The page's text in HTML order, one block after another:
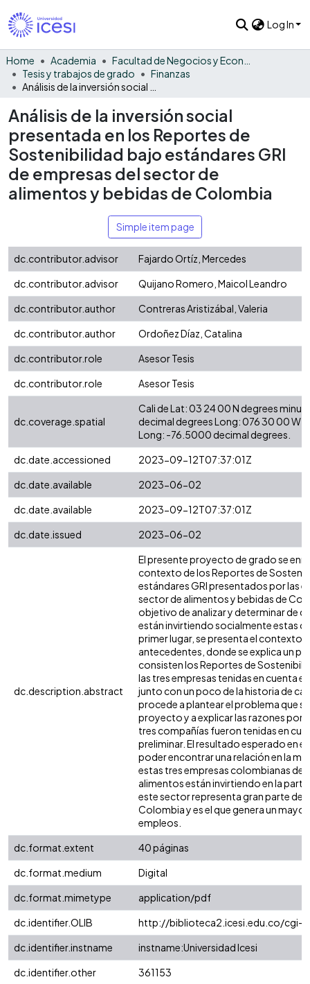
Log In
Home Academia
Tesis y trabajos de grado
Finanzas
Análisis de la inversión social
presentada en los Reportes de
Sostenibilidad bajo estándares GRI
de empresas del sector de
alimentos y bebidas de Colombia
Simple item page
dc.contributor.advisor
Fajardo Ortíz, Mercedes
dc.contributor.advisor
Quijano Romero, Maicol Leandro
dc.contributor.author
Contreras Aristizábal, Valeria
dc.contributor.author
Ordoñez Díaz, Catalina
dc.contributor.role
Asesor Tesis
dc.contributor.role
Asesor Tesis
dc.coverage.spatial
Cali de Lat: 03 24 00 N degrees
decimal degrees Long: 076 30 00 W
Long: -76.5000 decimal degrees.
dc.date.accessioned
2023-09-12T07:37:01Z
dc.date.available
2023-06-02
dc.date.available
2023-09-12T07:37:01Z
dc.date.issued
2023-06-02
dc.description.abstract
El presente proyecto de grado se
contexto de los Reportes de
estándares GRI presentados por las
sector de alimentos y bebidas de
objetivo de analizar y determinar de
están invirtiendo socialmente estas
primer lugar, se presenta el contexto
antecedentes, donde se explica un
consisten los Reportes de
las tres empresas tenidas en cuenta
junto con un poco de la historia de
procede a plantear el problema que
proyecto y a explicar las razones por
tres compañías fueron tenidas en
preliminar. El resultado esperado en
poder encontrar una relación en la
estas tres empresas colombianas del
alimentos están invirtiendo en la
este sector representa gran parte del
Colombia y es el que genera un
empleos.
dc.format.extent
40 páginas
dc.format.medium
Digital
dc.format.mimetype
application/pdf
dc.identifier.OLIB
http://biblioteca2.icesi.edu.co/cgi-
dc.identifier.instname
instname:Universidad Icesi
dc.identifier.other
361153